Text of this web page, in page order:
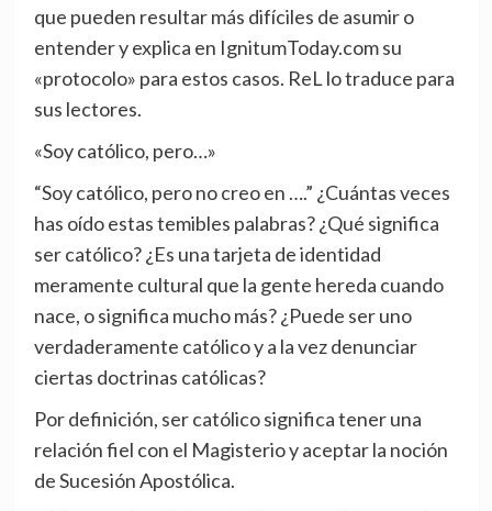
que pueden resultar más difíciles de asumir o
entender y explica en IgnitumToday.com su
«protocolo» para estos casos. ReL lo traduce para
sus lectores.
«Soy católico, pero…»
“Soy católico, pero no creo en ….” ¿Cuántas veces
has oído estas temibles palabras? ¿Qué significa
ser católico? ¿Es una tarjeta de identidad
meramente cultural que la gente hereda cuando
nace, o significa mucho más? ¿Puede ser uno
verdaderamente católico y a la vez denunciar
ciertas doctrinas católicas?
Por definición, ser católico significa tener una
relación fiel con el Magisterio y aceptar la noción
de Sucesión Apostólica.